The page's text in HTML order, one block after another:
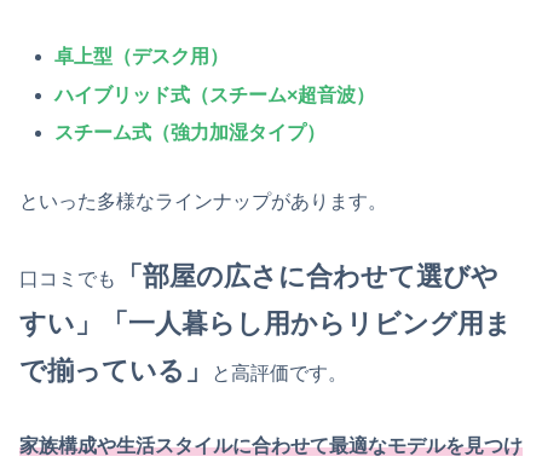
卓上型（デスク用）
ハイブリッド式（スチーム×超音波）
スチーム式（強力加湿タイプ）
といった多様なラインナップがあります。
口コミでも
「部屋の広さに合わせて選びや
すい」「一人暮らし用からリビング用ま
で揃っている」
と高評価です。
家族構成や生活スタイルに合わせて最適なモデルを見つけ